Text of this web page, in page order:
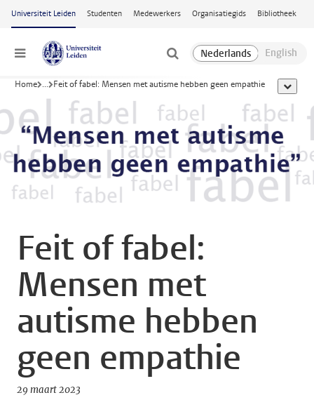
Ga naar hoofdinhoud
Universiteit Leiden Studenten Medewerkers Organisatiegids Bibliotheek
Menu
Home ... Feit of fabel: Mensen met autisme hebben geen empathie toon
Feit of fabel:
Mensen met
autisme hebben
geen empathie
29 maart 2023